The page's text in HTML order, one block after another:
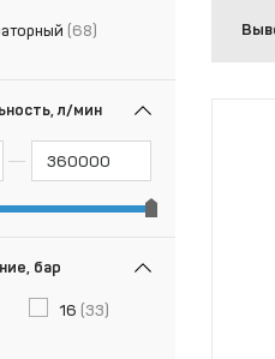
(68)
л/мин
бар
16 (33)